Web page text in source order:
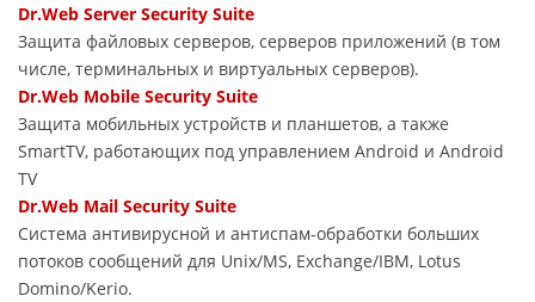
Dr.Web Server Security Suite
Защита файловых серверов, серверов приложений (в том
числе, терминальных и виртуальных серверов).
Dr.Web Mobile Security Suite
Защита мобильных устройств и планшетов, а также
SmartTV, работающих под управлением Android и Android
TV
Dr.Web Mail Security Suite
Система антивирусной и антиспам-обработки больших
потоков сообщений для Unix/MS, Exchange/IBM, Lotus
Domino/Kerio.